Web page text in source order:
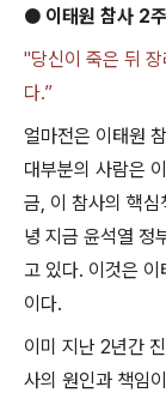
● 이태원 참사 2
"당신이 죽은 뒤
다.”
얼마전은 이태원
대부분의 사람은
금, 이 참사의 핵
녕 지금 윤석열 정
고 있다. 이것은
이다.
이미 지난 2년간
사의 원인과 책임